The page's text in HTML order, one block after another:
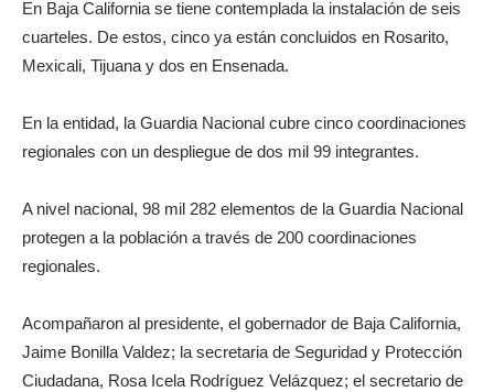
En Baja California se tiene contemplada la instalación de seis
cuarteles. De estos, cinco ya están concluidos en Rosarito,
Mexicali, Tijuana y dos en Ensenada.
En la entidad, la Guardia Nacional cubre cinco coordinaciones
regionales con un despliegue de dos mil 99 integrantes.
A nivel nacional, 98 mil 282 elementos de la Guardia Nacional
protegen a la población a través de 200 coordinaciones
regionales.
Acompañaron al presidente, el gobernador de Baja California,
Jaime Bonilla Valdez; la secretaria de Seguridad y Protección
Ciudadana, Rosa Icela Rodríguez Velázquez; el secretario de